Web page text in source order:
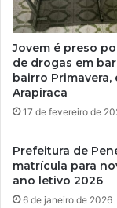
Jovem é preso
de drogas em
bairro Primavera,
Arapiraca
17 de fevereiro de
Prefeitura de
matrícula para
ano letivo 2026
6 de janeiro de 2026